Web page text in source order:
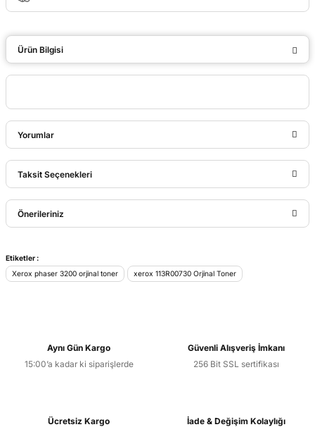
Ürün Bilgisi
Yorumlar
Bu ürüne ilk yorumu siz yapın!
Taksit Seçenekleri
Önerileriniz
Bu ürünün fiyat bilgisi, resim, ürün açıklamalarında ve diğer
konularda yetersiz gördüğünüz noktaları öneri formunu
kullanarak tarafımıza iletebilirsiniz.
Ürün açıklamasında eksik bilgiler bulunuyor.
Ürün bilgilerinde hatalar bulunuyor.
Etiketler :
Xerox phaser 3200 orjinal toner
xerox 113R00730 Orjinal Toner
Aynı Gün Kargo
15:00’a kadar ki siparişlerde
Güvenli Alışveriş İmkanı
256 Bit SSL sertifikası
Ücretsiz Kargo
İade & Değişim Kolaylığı